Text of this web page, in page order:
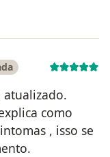
atualizado.
como
, isso se